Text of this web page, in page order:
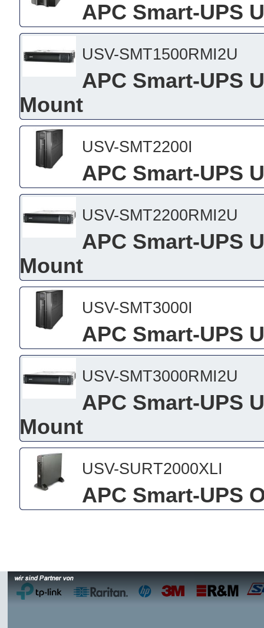
APC Smart-UPS
USV-SMT1500RMI2U
APC Smart-UPS
Mount
USV-SMT2200I
APC Smart-UPS
USV-SMT2200RMI2U
APC Smart-UPS
Mount
USV-SMT3000I
APC Smart-UPS
USV-SMT3000RMI2U
APC Smart-UPS
Mount
USV-SURT2000XLI
APC Smart-UPS